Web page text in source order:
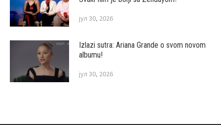
јул 30, 2026
Izlazi sutra: Ariana Grande o svom novom
albumu!
јул 30, 2026